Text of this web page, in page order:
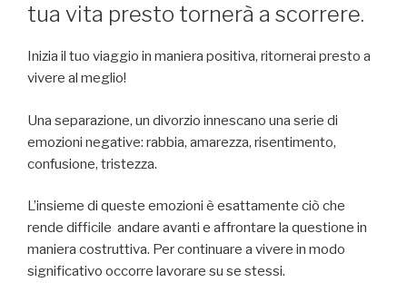
tua vita presto tornerà a scorrere.
Inizia il tuo viaggio in maniera positiva, ritornerai presto a
vivere al meglio!
Una separazione, un divorzio innescano una serie di
emozioni negative: rabbia, amarezza, risentimento,
confusione, tristezza.
L’insieme di queste emozioni è esattamente ciò che
rende difficile andare avanti e affrontare la questione in
maniera costruttiva. Per continuare a vivere in modo
significativo occorre lavorare su se stessi.